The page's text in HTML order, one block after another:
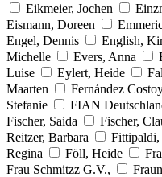
Eikmeier, Jochen
Eismann, Doreen
Engel, Dennis
English,
Michelle
Evers, Anna
Luise
Eylert, Heide
Maarten
Fernández
Stefanie
FIAN
Fischer, Saida
Fischer,
Reitzer, Barbara
Regina
Föll, Heide
Frau Schmitzz G.V.,